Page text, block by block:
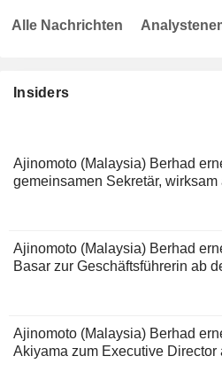
Insiders
Ajinomoto (Malaysia) Berhad
gemeinsamen Sekretär,
Ajinomoto (Malaysia) Berhad
Basar zur Geschäftsführerin ab
Ajinomoto (Malaysia) Berhad
Akiyama zum Executive Director
Alle Nachrichten